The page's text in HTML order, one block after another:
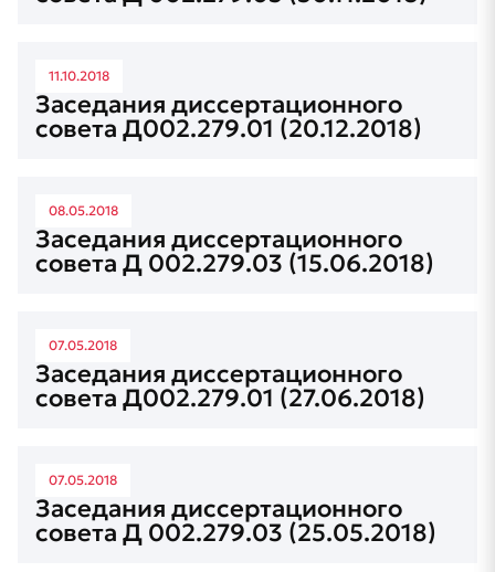
11.10.2018
Заседания диссертационного
совета Д002.279.01 (20.12.2018)
08.05.2018
Заседания диссертационного
совета Д 002.279.03 (15.06.2018)
07.05.2018
Заседания диссертационного
совета Д002.279.01 (27.06.2018)
07.05.2018
Заседания диссертационного
совета Д 002.279.03 (25.05.2018)